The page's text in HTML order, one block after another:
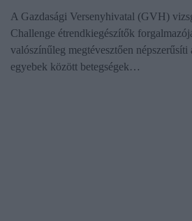
A Gazdasági Versenyhivatal (GVH)
Challenge étrendkiegészítők
valószínűleg megtévesztően népszerűsíti
egyebek között betegségek…